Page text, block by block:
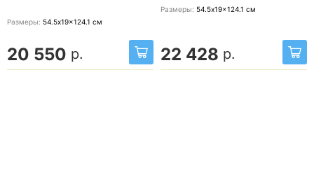
Размеры: 54.5x19x124.1 см
20 550 р.
Размеры: 54.5x19x124.1 см
22 428 р.